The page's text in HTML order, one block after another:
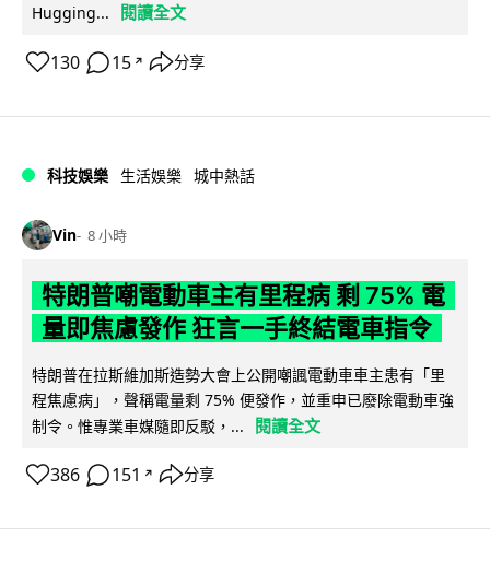
Hugging...
閱讀全文
130 15 ↗ 分享
科技娛樂 生活娛樂 城中熱話
Vin 8 小時
特朗普嘲電動車主有里程病 剩 75% 電
量即焦慮發作 狂言一手終結電車指令
特朗普在拉斯維加斯造勢大會上公開嘲諷電動車車主患有「里
程焦慮病」，聲稱電量剩 75% 便發作，並重申已廢除電動車強
制令。惟專業車媒隨即反駁，...
閱讀全文
386 151 ↗ 分享